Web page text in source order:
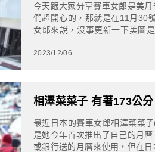
今天跟大家分享賽車女郎是美
們超開心的，那就是在11月30
女郎來說，沒事更新一下美圖
2023/12/06
相澤菜菜子 有著173公
最近日本的賽車女郎相澤菜菜
是她今年首次推出了自己的月
或銀行送的月曆來使用，但在